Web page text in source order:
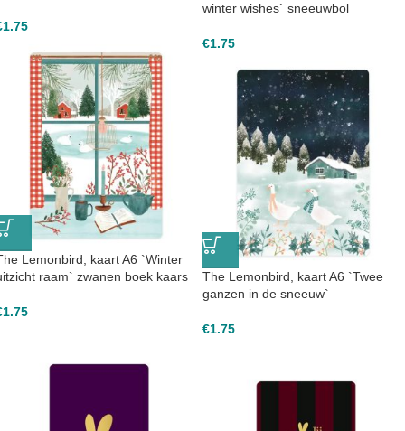
1.75
winter wishes` sneeuwbol
€1.75
Lemonbird, kaart A6 `Winter
raam` zwanen boek kaars
1.75
The Lemonbird, kaart A6 `Twee
ganzen in de sneeuw`
€1.75